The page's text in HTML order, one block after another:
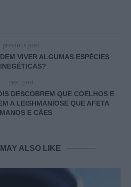
previous post
VIVER ALGUMAS ESPÉCIES
next post
DESCOBREM QUE COELHOS E
A LEISHMANIOSE QUE AFETA
E CÃES
ALSO LIKE